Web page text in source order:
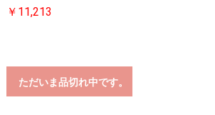
￥11,213
ただいま品切れ中です。